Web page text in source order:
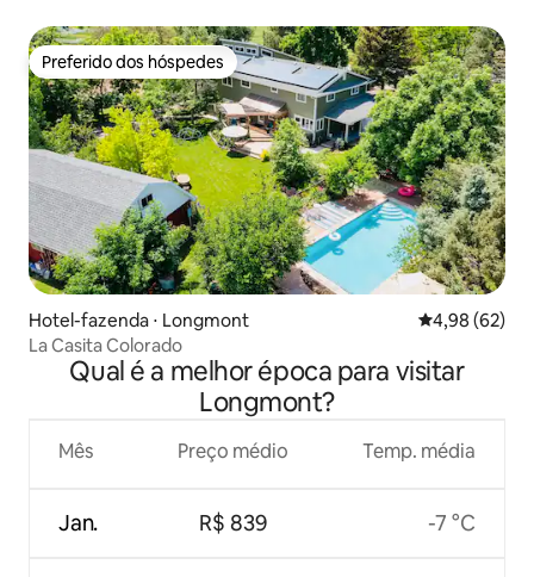
Preferido dos hóspedes
Preferido dos hóspedes
Hotel-fazenda ⋅ Longmont 4,98 de uma
4,98 (62)
La Casita Colorado
Qual é a melhor época para visitar
Longmont?
Mês
Jan.
Preço médio
R$ 839
Temp. média
-7 °C